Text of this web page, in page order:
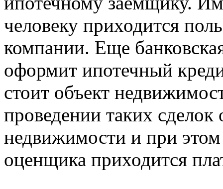
человеку приходится
компании. Еще
оформит ипотечный
стоит объект
проведении таких сделок
недвижимости и при этом
оценщика приходится